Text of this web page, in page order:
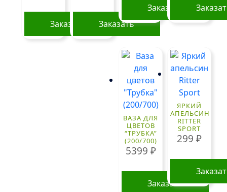
Заказать Заказать
Заказать
ВАЗА ДЛЯ
ЦВЕТОВ
“ТРУБКА”
(200/700)
5399 ₽
Заказать
ЯРКИЙ
АПЕЛЬСИН
RITTER
SPORT
299₽